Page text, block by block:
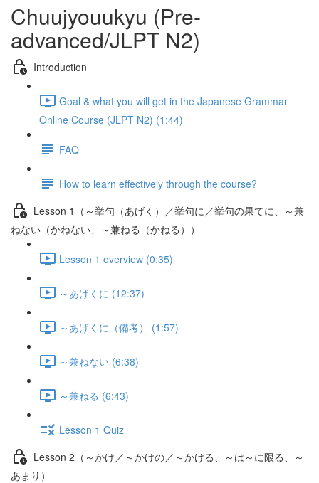
Chuujyouukyu (Pre-
advanced/JLPT N2)
Introduction
Goal & what you will get in the Japanese Grammar
Online Course (JLPT N2) (1:44)
FAQ
How to learn effectively through the course?
Lesson 1（～挙句（あげく）／挙句に／挙句の果てに、～兼
ねない（かねない、～兼ねる（かねる））
Lesson 1 overview (0:35)
～あげくに (12:37)
～あげくに（備考） (1:57)
～兼ねない (6:38)
～兼ねる (6:43)
Lesson 1 Quiz
Lesson 2（～かけ／～かけの／～かける、～は～に限る、～
あまり）